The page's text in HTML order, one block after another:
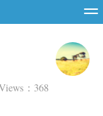
： 368